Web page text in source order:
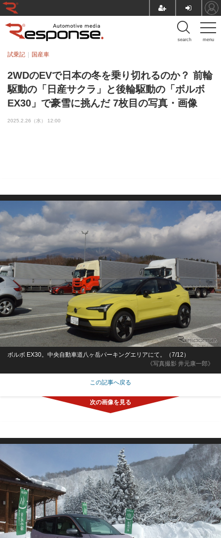
menu
search
2WDのEVで日本の冬を乗り切れるのか？ 前輪
駆動の「日産サクラ」と後輪駆動の「ボルボ
EX30」で豪雪に挑んだ 7枚目の写真・画像
試乗記 国産車
2025.2.26（水） 12:00
《写真撮影 井元康一郎》
ボルボ EX30。中央自動車道八ヶ岳パーキングエリアにて。（7/12）
この記事へ戻る